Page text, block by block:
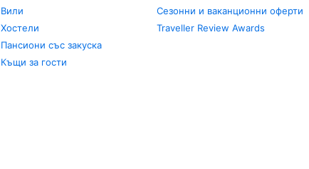
Вили
Хостели
Пансиони със закуска
Къщи за гости
Сезонни и ваканционни оферти
Traveller Review Awards